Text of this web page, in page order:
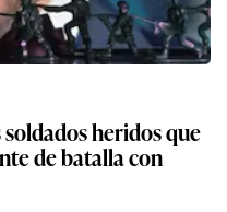
heridos que
de batalla con